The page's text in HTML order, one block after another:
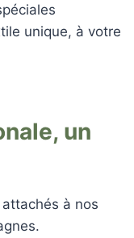
unique, à votre
un
à nos